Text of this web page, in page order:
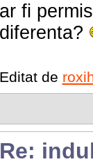
ar fi
diferenta?
Editat de
Re: